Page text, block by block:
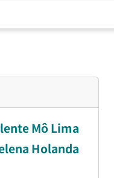
Mô Lima
Holanda